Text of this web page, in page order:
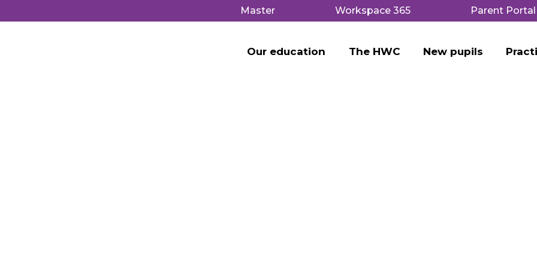
Master Workspace 365 Parent Portal
Our education The HWC New pupils